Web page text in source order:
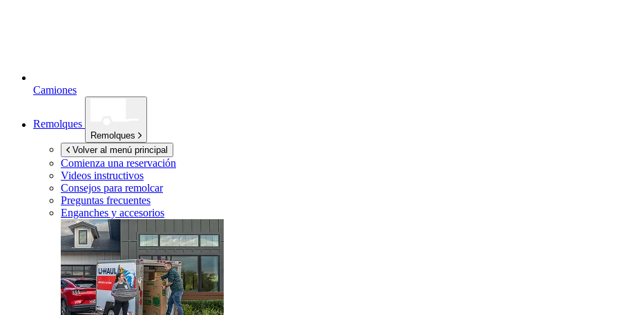
Camiones
Remolques
Remolques
Volver al menú principal
Comienza una reservación
Videos instructivos
Consejos para remolcar
Preguntas frecuentes
Enganches y accesorios